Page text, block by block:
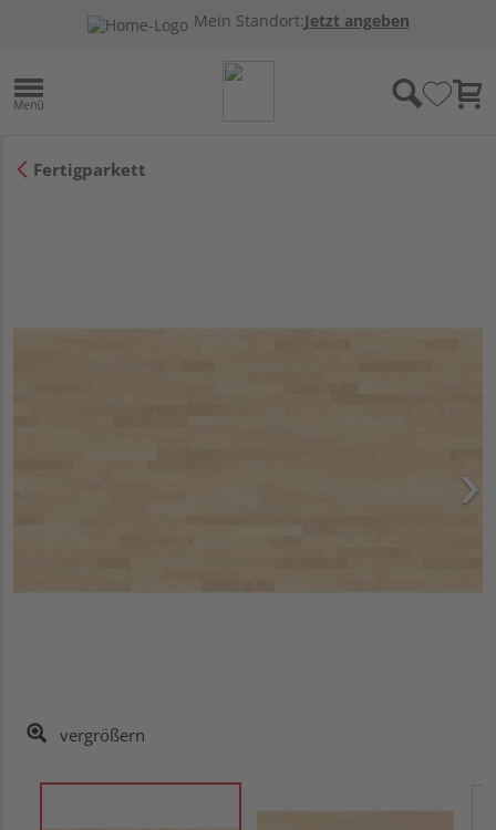
Mein Standort:Jetzt angeben
Fertigparkett
vergrößern